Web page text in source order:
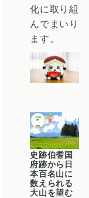
化に取り組
んでまいり
ます。
史跡伯耆国
府跡から日
本百名山に
数えられる
大山を望む